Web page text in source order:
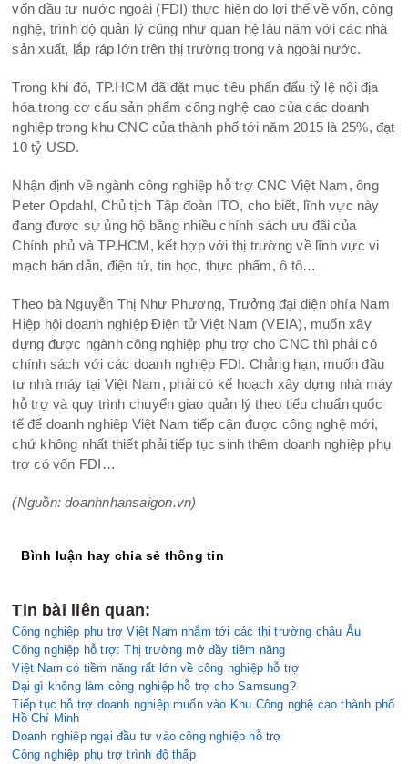
vốn đầu tư nước ngoài (FDI) thực hiện do lợi thế về vốn, công
nghệ, trình độ quản lý cũng như quan hệ lâu năm với các nhà
sản xuất, lắp ráp lớn trên thị trường trong và ngoài nước.
Trong khi đó, TP.HCM đã đặt mục tiêu phấn đấu tỷ lệ nội địa
hóa trong cơ cấu sản phẩm công nghệ cao của các doanh
nghiệp trong khu CNC của thành phố tới năm 2015 là 25%, đạt
10 tỷ USD.
Nhận định về ngành công nghiệp hỗ trợ CNC Việt Nam, ông
Peter Opdahl, Chủ tịch Tập đoàn ITO, cho biết, lĩnh vực này
đang được sự ủng hộ bằng nhiều chính sách ưu đãi của
Chính phủ và TP.HCM, kết hợp với thị trường về lĩnh vực vi
mạch bán dẫn, điện tử, tin học, thực phẩm, ô tô…
Theo bà Nguyễn Thị Như Phương, Trưởng đại diện phía Nam
Hiệp hội doanh nghiệp Điện tử Việt Nam (VEIA), muốn xây
dựng được ngành công nghiệp phụ trợ cho CNC thì phải có
chính sách với các doanh nghiệp FDI. Chẳng hạn, muốn đầu
tư nhà máy tại Việt Nam, phải có kế hoạch xây dựng nhà máy
hỗ trợ và quy trình chuyển giao quản lý theo tiểu chuẩn quốc
tế để doanh nghiệp Việt Nam tiếp cận được công nghệ mới,
chứ không nhất thiết phải tiếp tục sinh thêm doanh nghiệp phụ
trợ có vốn FDI…
(Nguồn: doanhnhansaigon.vn)
Bình luận hay chia sẻ thông tin
Tin bài liên quan:
Công nghiệp phụ trợ Việt Nam nhắm tới các thị trường châu Âu
Công nghiệp hỗ trợ: Thị trường mở đầy tiềm năng
Việt Nam có tiềm năng rất lớn về công nghiệp hỗ trợ
Dại gì không làm công nghiệp hỗ trợ cho Samsung?
Tiếp tục hỗ trợ doanh nghiệp muốn vào Khu Công nghệ cao thành phố
Hồ Chí Minh
Doanh nghiệp ngại đầu tư vào công nghiệp hỗ trợ
Công nghiệp phụ trợ trình độ thấp